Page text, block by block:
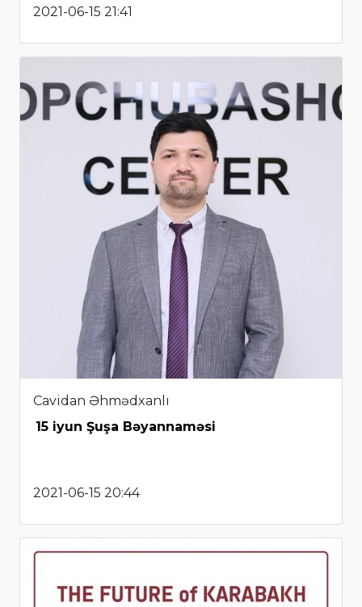
2021-06-15 21:41
Cavidan Əhmədxanlı
15 iyun Şuşa Bəyannaməsi
2021-06-15 20:44